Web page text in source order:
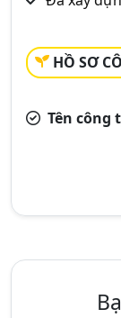
HỒ SƠ
Tên công